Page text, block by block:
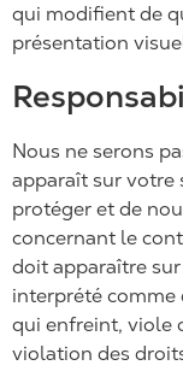
qui modifient de
présentation
Nous ne serons
apparaît sur votre
protéger et de
concernant le
doit apparaître
interprété comme
qui enfreint, viole
violation des